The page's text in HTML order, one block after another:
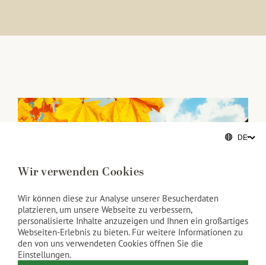
Wir verwenden Cookies
Wir können diese zur Analyse unserer Besucherdaten
platzieren, um unsere Webseite zu verbessern,
personalisierte Inhalte anzuzeigen und Ihnen ein großartiges
Webseiten-Erlebnis zu bieten. Für weitere Informationen zu
den von uns verwendeten Cookies öffnen Sie die
Einstellungen.